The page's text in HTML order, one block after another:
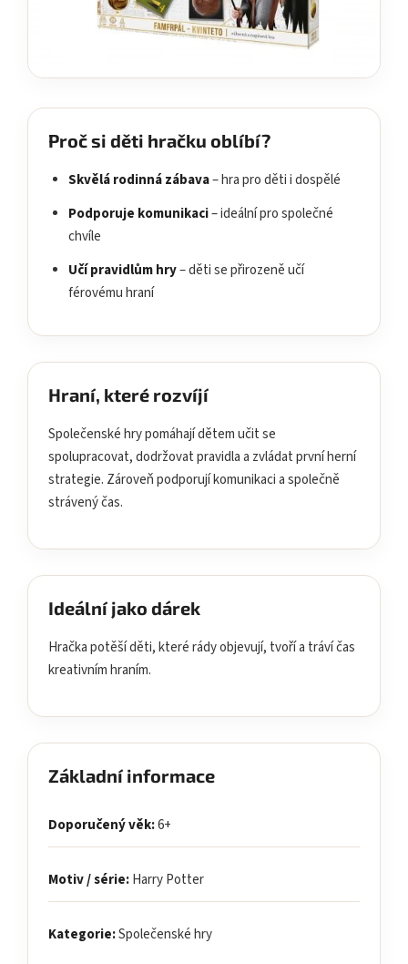
Proč si děti hračku oblíbí?
Skvělá rodinná zábava– hra pro děti i dospělé
Podporuje komunikaci– ideální pro společné
chvíle
Učí pravidlům hry– děti se přirozeně učí
férovému hraní
Hraní, které rozvíjí
Společenské hry pomáhají dětem učit se
spolupracovat, dodržovat pravidla a zvládat první herní
strategie. Zároveň podporují komunikaci a společně
strávený čas.
Ideální jako dárek
Hračka potěší děti, které rády objevují, tvoří a tráví čas
kreativním hraním.
Základní informace
Doporučený věk:6+
Motiv / série:Harry Potter
Kategorie:Společenské hry